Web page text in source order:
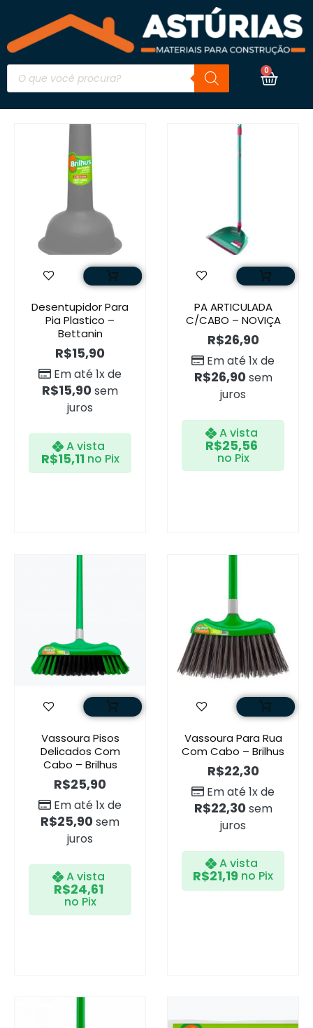
0
Desentupidor Para
Pia Plastico –
Bettanin
R$15,90
Em até 1x de
R$15,90 sem
juros
A vista
R$15,11 no Pix
PA ARTICULADA
C/CABO – NOVIÇA
R$26,90
Em até 1x de
R$26,90 sem
juros
A vista
R$25,56
no Pix
Vassoura Pisos
Delicados Com
Cabo – Brilhus
R$25,90
Em até 1x de
R$25,90 sem
juros
A vista
R$24,61
no Pix
Vassoura Para Rua
Com Cabo – Brilhus
R$22,30
Em até 1x de
R$22,30 sem
juros
A vista
R$21,19 no Pix